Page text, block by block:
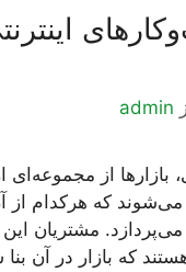
admin
بازارها از مجموعه‌ای
می‌شوند که هرکدام از
مشتریان این
که بازار در آن